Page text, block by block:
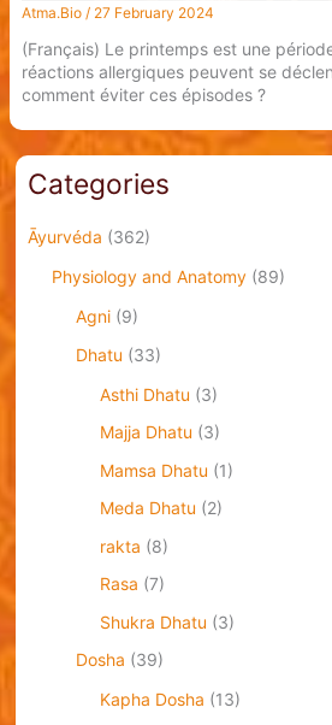
Atma.Bio / 27 February 2024
(Français) Le printemps est une
réactions allergiques peuvent se
comment éviter ces épisodes ?
Categories
Āyurvéda (362)
Physiology and Anatomy(89)
Agni(9)
Dhatu (33)
Asthi Dhatu (3)
Majja Dhatu (3)
Mamsa Dhatu (1)
Meda Dhatu (2)
rakta (8)
Rasa (7)
Shukra Dhatu (3)
Dosha (39)
Kapha Dosha (13)